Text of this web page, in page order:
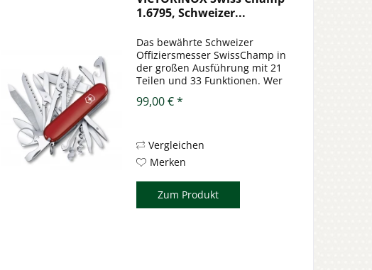
1.6795, Schweizer...
Das bewährte Schweizer
Offiziersmesser SwissChamp in
der großen Ausführung mit 21
Teilen und 33 Funktionen. Wer
als das letzte Wahlversprechen
Selbstverständlich in...
99,00 € *
Vergleichen
Merken
Zum Produkt